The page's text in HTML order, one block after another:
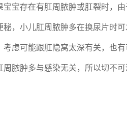
宝宝存在有肛周脓肿或肛裂时，
秘，小儿肛周脓肿多在换尿片时
考虑可能跟肛隐窝太深有关，也
周脓肿多与感染无关，所以切不